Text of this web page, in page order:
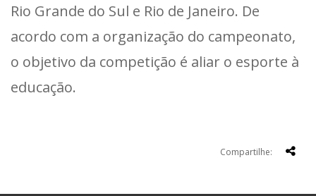
Rio Grande do Sul e Rio de Janeiro. De
acordo com a organização do campeonato,
o objetivo da competição é aliar o esporte à
educação.
Compartilhe: